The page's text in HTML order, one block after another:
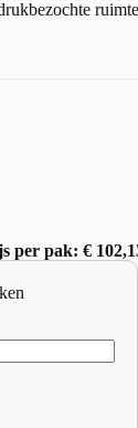
per pak: €